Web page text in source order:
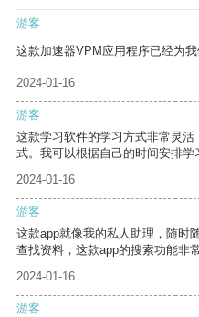
游客
这款加速器VPM应用程序已经为我
2024-01-16
游客
这款学习软件的学习方式非常灵
式。我可以根据自己的时间安排学
2024-01-16
游客
这款app就像我的私人助理，随时
查找资料，这款app的搜索功能非
2024-01-16
游客